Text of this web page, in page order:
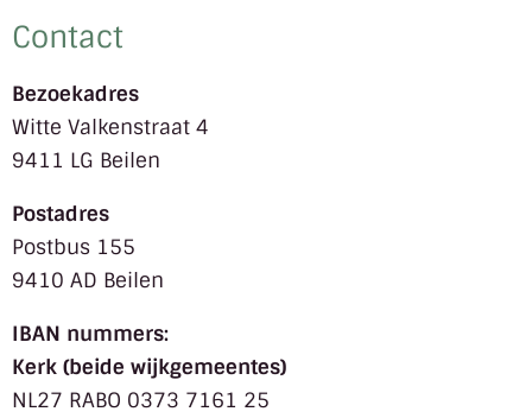
Contact
Bezoekadres
Witte Valkenstraat 4
9411 LG Beilen
Postadres
Postbus 155
9410 AD Beilen
IBAN nummers:
Kerk (beide wijkgemeentes)
NL27 RABO 0373 7161 25